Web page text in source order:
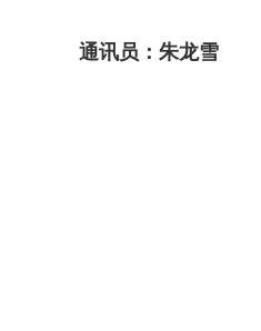
通讯员：朱龙雪